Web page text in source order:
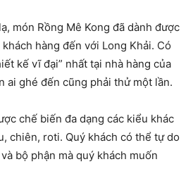
món Rồng Mê Kong đã dành được
hàng đến với Long Khải. Có
kế vĩ đại” nhất tại nhà hàng của
ai ghé đến cũng phải thử một lần.
chế biến đa dạng các kiểu khác
chiên, roti. Quý khách có thể tự do
bộ phận mà quý khách muốn